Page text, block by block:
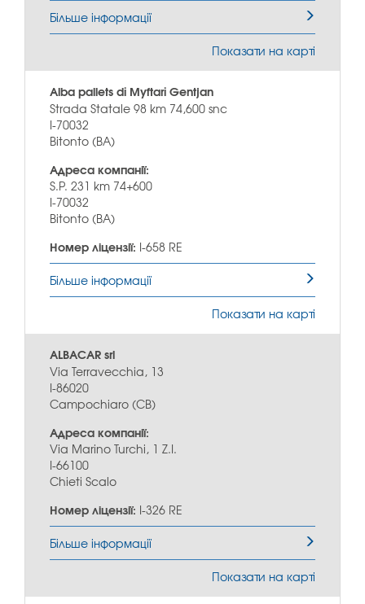
Більше інформації
Показати на карті
Alba pallets di Myftari Gentjan
Strada Statale 98 km 74,600 snc
I-70032
Bitonto (BA)
Адреса компанії:
S.P. 231 km 74+600
I-70032
Bitonto (BA)
Номер ліцензії: I-658 RE
Більше інформації
Показати на карті
ALBACAR srl
Via Terravecchia, 13
I-86020
Campochiaro (CB)
Адреса компанії:
Via Marino Turchi, 1 Z.I.
I-66100
Chieti Scalo
Номер ліцензії: I-326 RE
Більше інформації
Показати на карті